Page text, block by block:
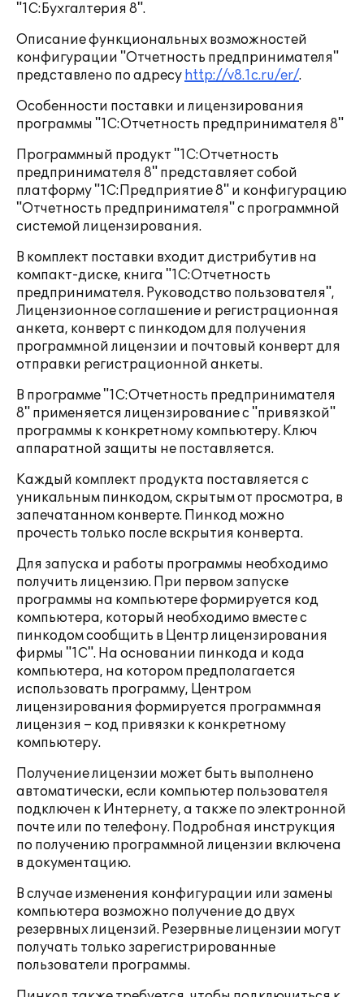
"1С:Бухгалтерия 8".
Описание функциональных возможностей
конфигурации "Отчетность предпринимателя"
представлено по адресу http://v8.1c.ru/er/.
Особенности поставки и лицензирования
программы "1С:Отчетность предпринимателя 8"
Программный продукт "1С:Отчетность
предпринимателя 8" представляет собой
платформу "1С:Предприятие 8" и конфигурацию
"Отчетность предпринимателя" с программной
системой лицензирования.
В комплект поставки входит дистрибутив на
компакт-диске, книга "1С:Отчетность
предпринимателя. Руководство пользователя",
Лицензионное соглашение и регистрационная
анкета, конверт с пинкодом для получения
программной лицензии и почтовый конверт для
отправки регистрационной анкеты.
В программе "1С:Отчетность предпринимателя
8" применяется лицензирование с "привязкой"
программы к конкретному компьютеру. Ключ
аппаратной защиты не поставляется.
Каждый комплект продукта поставляется с
уникальным пинкодом, скрытым от просмотра, в
запечатанном конверте. Пинкод можно
прочесть только после вскрытия конверта.
Для запуска и работы программы необходимо
получить лицензию. При первом запуске
программы на компьютере формируется код
компьютера, который необходимо вместе с
пинкодом сообщить в Центр лицензирования
фирмы "1С". На основании пинкода и кода
компьютера, на котором предполагается
использовать программу, Центром
лицензирования формируется программная
лицензия – код привязки к конкретному
компьютеру.
Получение лицензии может быть выполнено
автоматически, если компьютер пользователя
подключен к Интернету, а также по электронной
почте или по телефону. Подробная инструкция
по получению программной лицензии включена
в документацию.
В случае изменения конфигурации или замены
компьютера возможно получение до двух
резервных лицензий. Резервные лицензии могут
получать только зарегистрированные
пользователи программы.